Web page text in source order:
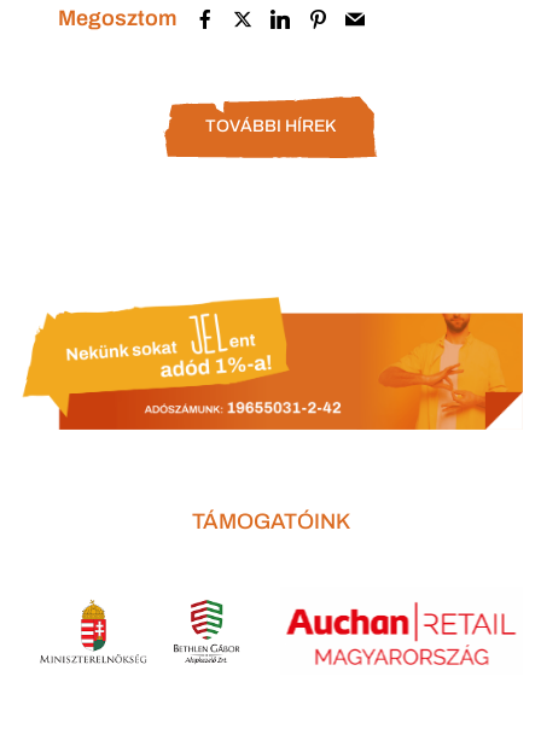
Megosztom
TOVÁBBI HÍREK
TÁMOGATÓINK